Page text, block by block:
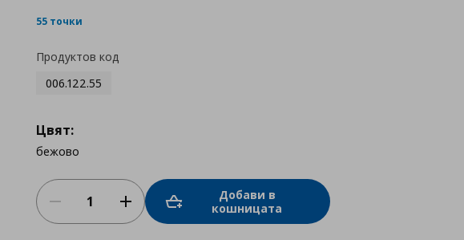
55 точки
Продуктов код
006.122.55
Цвят:
бежово
Добави в
кошницата